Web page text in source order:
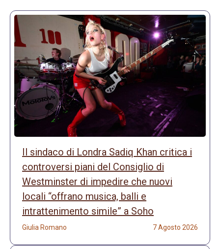
Il sindaco di Londra Sadiq Khan critica i
controversi piani del Consiglio di
Westminster di impedire che nuovi
locali “offrano musica, balli e
intrattenimento simile” a Soho
Giulia Romano 7 Agosto 2026